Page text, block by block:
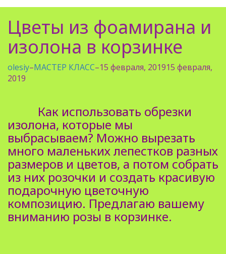
Цветы из фоамирана и
изолона в корзинке
olesiy–МАСТЕР КЛАСС–15 февраля, 201915 февраля,
2019
Как использовать обрезки
изолона, которые мы
выбрасываем? Можно вырезать
много маленьких лепестков разных
размеров и цветов, а потом собрать
из них розочки и создать красивую
подарочную цветочную
композицию. Предлагаю вашему
вниманию розы в корзинке.